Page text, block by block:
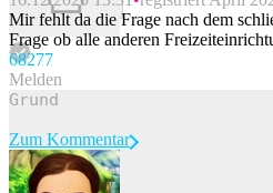
Beitrag melden
Mir fehlt da die Frage nach dem
Frage ob alle anderen
68277
Melden
Zum Kommentar